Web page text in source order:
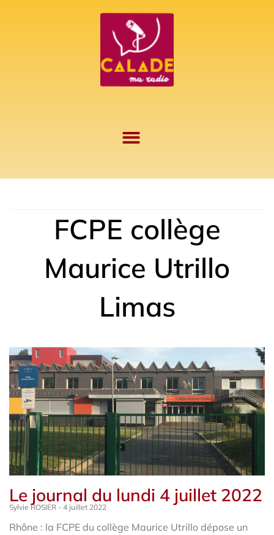
FCPE collège
Maurice Utrillo
Limas
Le journal du lundi 4 juillet 2022
Sylvie ROSIER 4 juillet 2022
Rhône : la FCPE du collège Maurice Utrillo dépose un